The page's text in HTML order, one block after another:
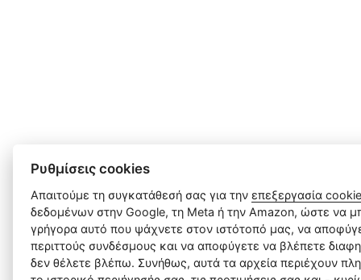
Ρυθμίσεις cookies
Απαιτούμε τη συγκατάθεσή σας για τηνεπεξεργασία
δεδομένων στην Google, τη Meta ή την Amazon, ώστε να
γρήγορα αυτό που ψάχνετε στον ιστότοπό μας, να
περιττούς συνδέσμους και να αποφύγετε να βλέπετε
δεν θέλετε βλέπω. Συνήθως, αυτά τα αρχεία περιέχουν